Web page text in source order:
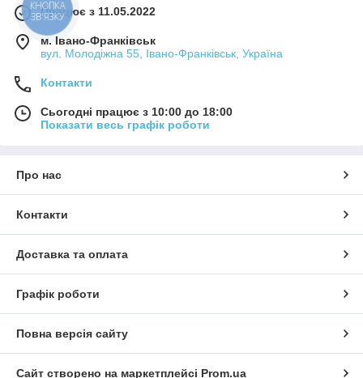
Працює з 11.05.2022
м. Івано-Франківськ
вул. Молодіжна 55, Івано-Франківськ, Україна
Контакти
Сьогодні працює з 10:00 до 18:00
Показати весь графік роботи
Про нас
Контакти
Доставка та оплата
Графік роботи
Повна версія сайту
Сайт створено на маркетплейсі Prom.ua
КНОПКА
ЗВ'ЯЗКУ